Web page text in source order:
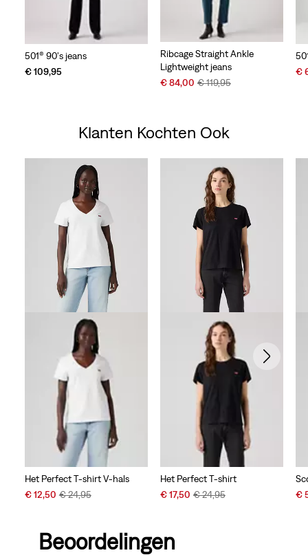
501® 90's jeans
€ 109,95
Ribcage Straight Ankle
Lightweight jeans
Sale
€ 84,00 Original
€ 119,95
€
Klanten Kochten Ook
Het Perfect T-shirt V-hals
Sale
€ 12,50 Original
€ 24,95
Het Perfect T-shirt
Sale
€ 17,50 Original
€ 24,95 €
Beoordelingen